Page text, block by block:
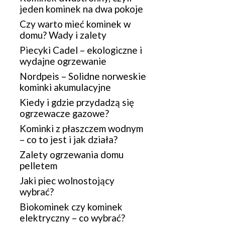
jeden kominek na dwa pokoje
Czy warto mieć kominek w
domu? Wady i zalety
Piecyki Cadel – ekologiczne i
wydajne ogrzewanie
Nordpeis – Solidne norweskie
kominki akumulacyjne
Kiedy i gdzie przydadzą się
ogrzewacze gazowe?
Kominki z płaszczem wodnym
– co to jest i jak działa?
Zalety ogrzewania domu
pelletem
Jaki piec wolnostojący
wybrać?
Biokominek czy kominek
elektryczny – co wybrać?